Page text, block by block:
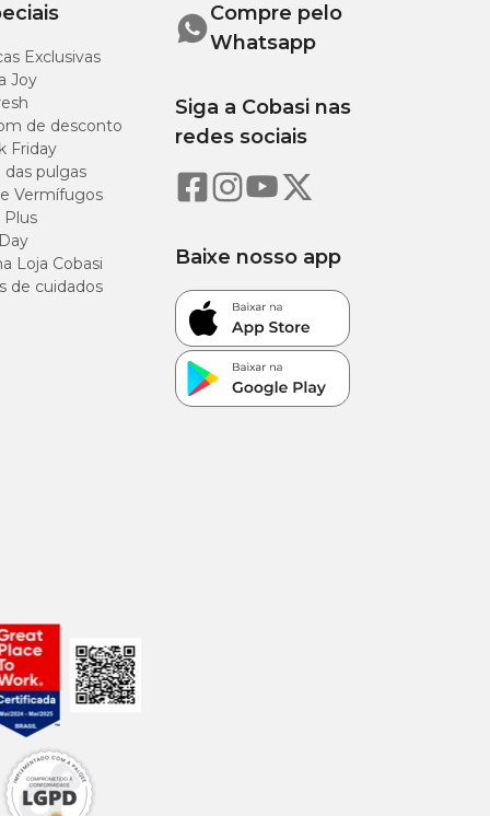
deve
e
um
Exclusivas
Joy
de desconto
Friday
das pulgas
Vermífugos
Plus
Loja Cobasi
de cuidados
Compre pelo
Whatsapp
Siga a Cobasi nas
redes sociais
Baixe nosso app